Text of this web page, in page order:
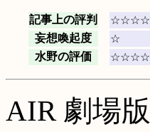
記事上の評判
☆☆☆☆
妄想喚起度
☆
水野の評価
☆☆☆☆
AIR 劇場版